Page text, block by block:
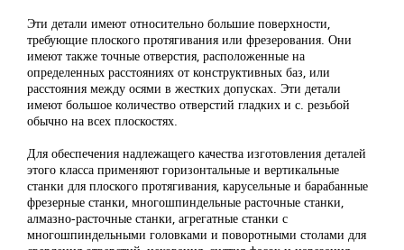
Эти детали имеют относительно большие поверхности,
требующие плоского протягивания или фрезерования. Они
имеют также точные отверстия, расположенные на
определенных расстояниях от конструктивных баз, или
расстояния между осями в жестких допусках. Эти детали
имеют большое количество отверстий гладких и с. резьбой
обычно на всех плоскостях.
Для обеспечения надлежащего качества изготовления деталей
этого класса применяют горизонтальные и вертикальные
станки для плоского протягивания, карусельные и барабанные
фрезерные станки, многошпиндельные расточные станки,
алмазно-расточные станки, агрегатные станки с
многошпиндельными головками и поворотными столами для